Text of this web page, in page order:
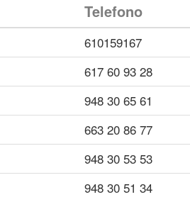
Telefono
610159167
617 60 93 28
948 30 65 61
663 20 86 77
948 30 53 53
948 30 51 34